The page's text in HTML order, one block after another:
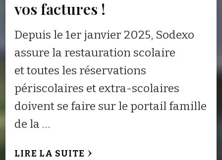
vos factures !
Depuis le 1er janvier 2025, Sodexo
assure la restauration scolaire
et toutes les réservations
périscolaires et extra-scolaires
doivent se faire sur le portail famille
de la …
LIRE LA SUITE